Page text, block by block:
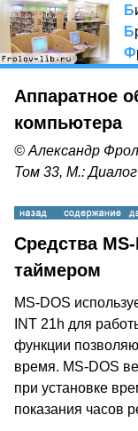
Б
Б
Ф
Аппаратное
компьютера
© Александр
Том 33, М.:
Средства
таймером
MS-DOS
INT 21h для
функции
время. MS-DOS
при установке
показания часов